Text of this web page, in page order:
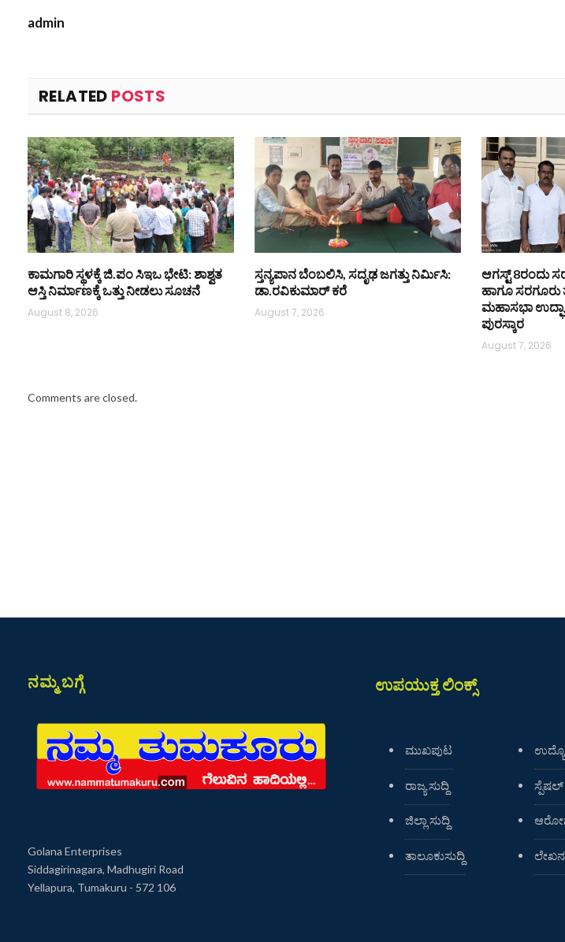
admin
RELATED POSTS
ಕಾಮಗಾರಿ ಸ್ಥಳಕ್ಕೆ ಜಿ.ಪಂ ಸಿಇಒ ಭೇಟಿ: ಶಾಶ್ವತ
ಆಸ್ತಿ ನಿರ್ಮಾಣಕ್ಕೆ ಒತ್ತು ನೀಡಲು ಸೂಚನೆ
August 8, 2026
ಸ್ತನ್ಯಪಾನ ಬೆಂಬಲಿಸಿ, ಸದೃಢ ಜಗತ್ತು ನಿರ್ಮಿಸಿ:
ಡಾ.ರವಿಕುಮಾರ್ ಕರೆ
August 7, 2026
ಆಗಸ್ಟ್ 8ರಂದು
ಹಾಗೂ ಸರಗೂರು
ಮಹಾಸಭಾ
ಪುರಸ್ಕಾರ
August 7, 2026
Comments are closed.
ನಮ್ಮ ಬಗ್ಗೆ
Golana Enterprises
Siddagirinagara, Madhugiri Road
Yellapura, Tumakuru - 572 106
ಉಪಯುಕ್ತ ಲಿಂಕ್ಸ್
ಮುಖಪುಟ
ರಾಜ್ಯ ಸುದ್ದಿ
ಜಿಲ್ಲಾ ಸುದ್ದಿ
ತಾಲೂಕುಸುದ್ದಿ ಲೇಖನ